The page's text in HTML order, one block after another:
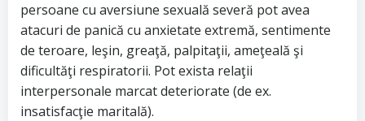
persoane cu aversiune sexuală severă pot avea
atacuri de panică cu anxietate extremă, sentimente
de teroare, leşin, greaţă, palpitaţii, ameţeală şi
dificultăţi respiratorii. Pot exista relaţii
interpersonale marcat deteriorate (de ex.
insatisfacţie maritală).